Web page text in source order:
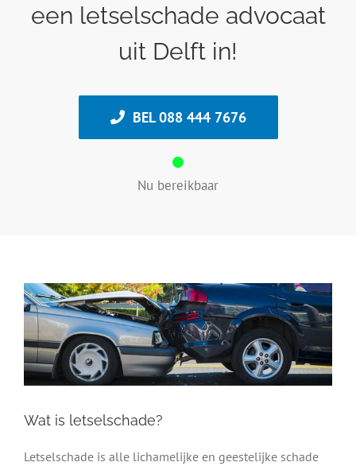
een letselschade advocaat
uit Delft in!
BEL 088 444 7676
Nu bereikbaar
Wat is letselschade?
Letselschade is alle lichamelijke en geestelijke schade